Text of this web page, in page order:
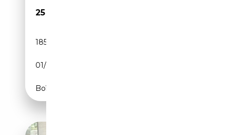
25 290€
185 000 km
01/2016
Boîte automatique